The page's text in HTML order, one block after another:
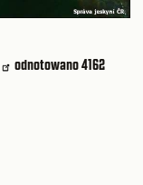
odnotowano 4162